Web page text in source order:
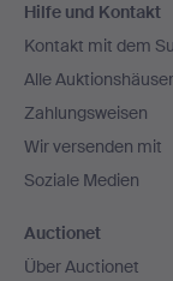
Navigation
Hilfe und Kontakt
Kontakt mit dem
Alle Auktionshäuser
Zahlungsweisen
Wir versenden mit
Soziale Medien
Auctionet
Über Auctionet